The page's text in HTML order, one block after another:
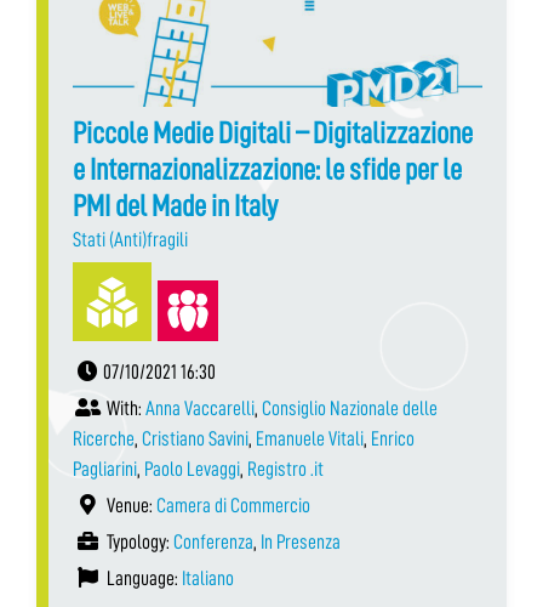
Piccole Medie Digitali – Digitalizzazione
e Internazionalizzazione: le sfide per le
PMI del Made in Italy
Stati (Anti)fragili
07/10/2021 16:30
With: Anna Vaccarelli, Consiglio Nazionale delle
Ricerche, Cristiano Savini, Emanuele Vitali, Enrico
Pagliarini, Paolo Levaggi, Registro .it
Venue: Camera di Commercio
Typology: Conferenza, In Presenza
Language: Italiano